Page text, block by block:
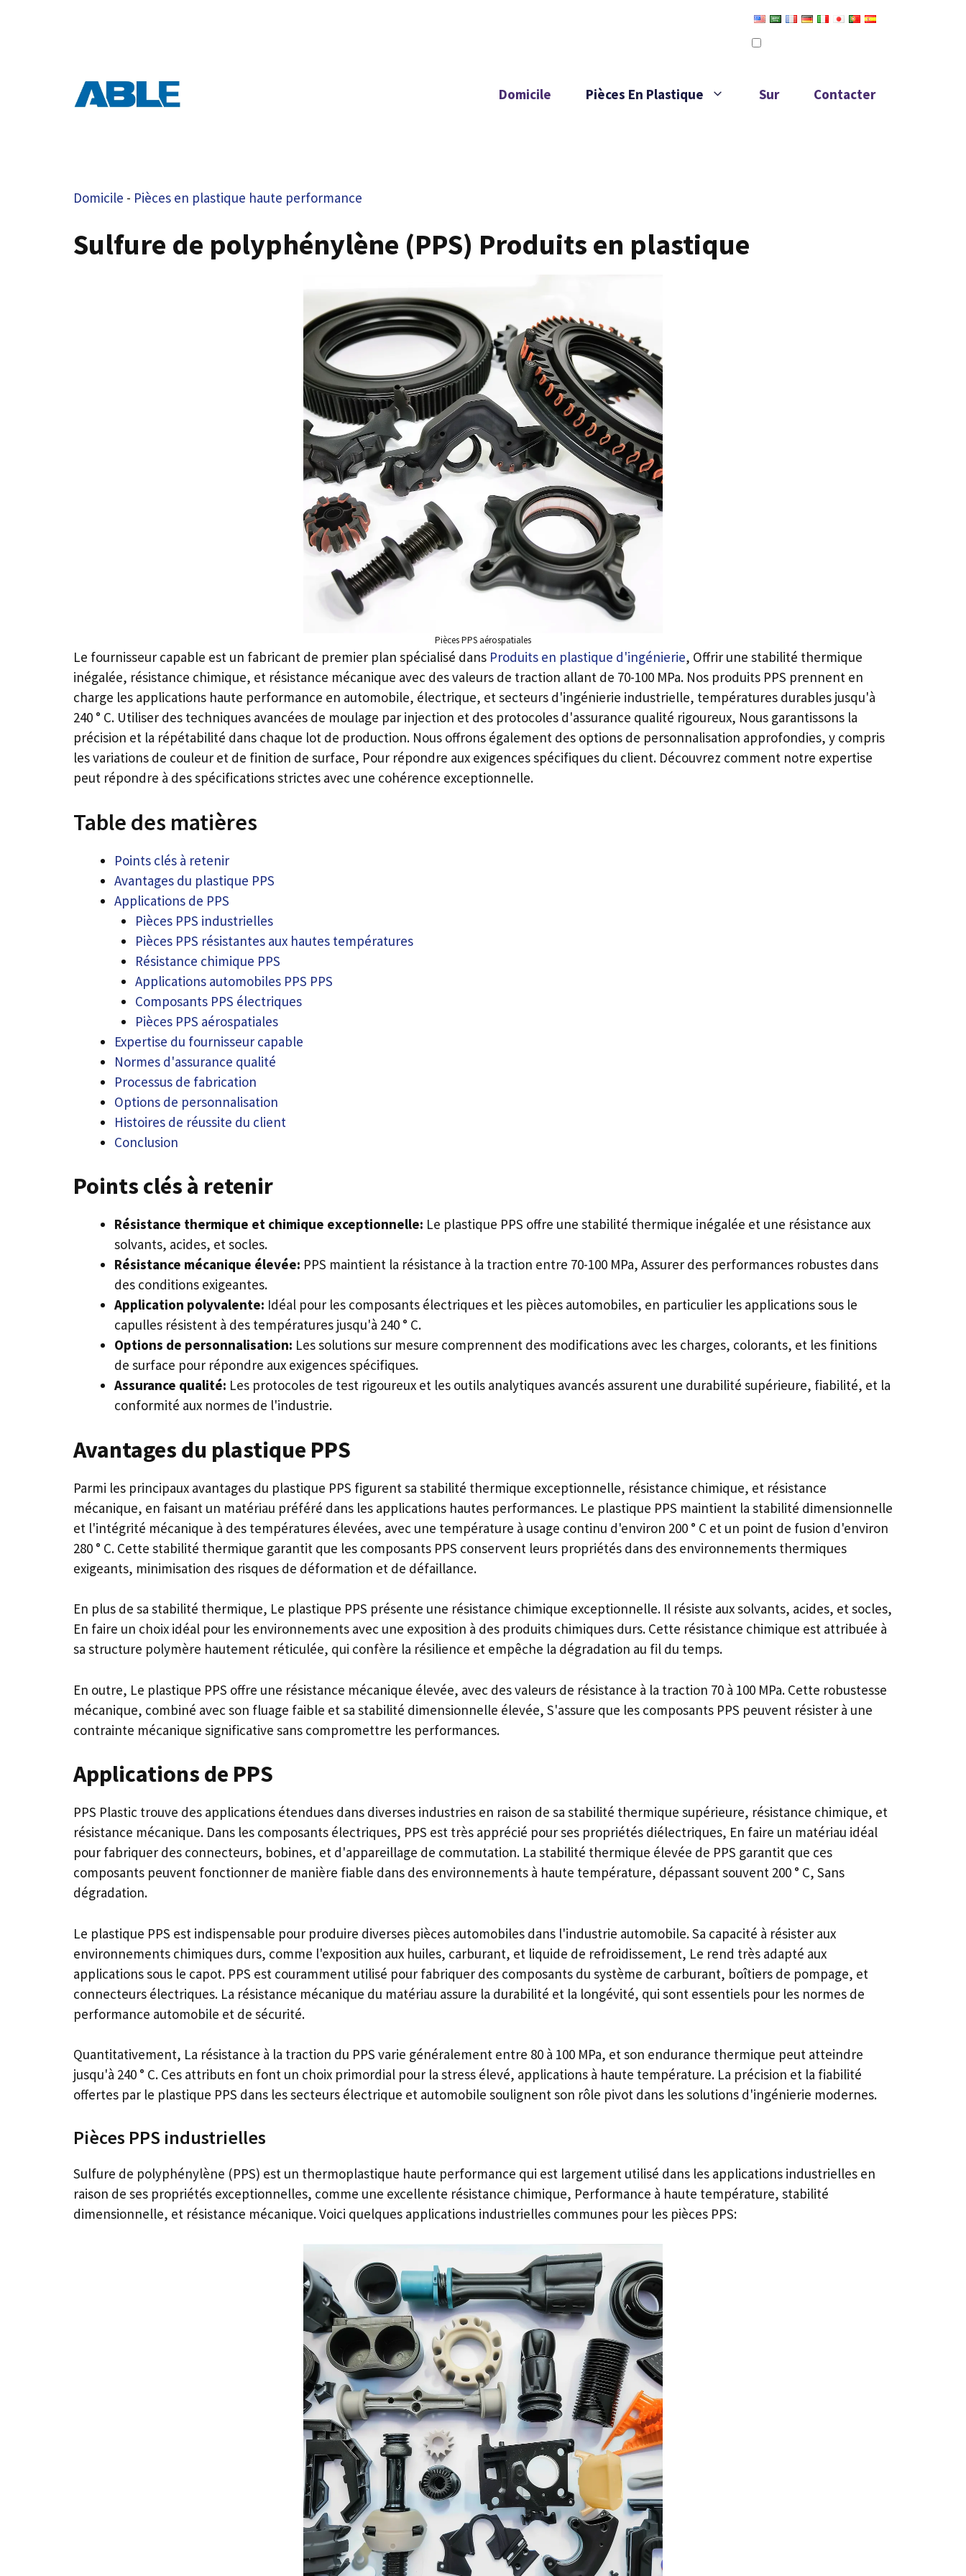
Domicile Pièces En Plastique Sur Contacter
Domicile - Pièces en plastique haute performance
Sulfure de polyphénylène (PPS) Produits en plastique
Pièces PPS aérospatiales
Le fournisseur capable est un fabricant de premier plan spécialisé dans Produits en plastique d'ingénierie, Offrir une stabilité thermique
inégalée, résistance chimique, et résistance mécanique avec des valeurs de traction allant de 70-100 MPa. Nos produits PPS prennent en
charge les applications haute performance en automobile, électrique, et secteurs d'ingénierie industrielle, températures durables jusqu'à
240 ° C. Utiliser des techniques avancées de moulage par injection et des protocoles d'assurance qualité rigoureux, Nous garantissons la
précision et la répétabilité dans chaque lot de production. Nous offrons également des options de personnalisation approfondies, y compris
les variations de couleur et de finition de surface, Pour répondre aux exigences spécifiques du client. Découvrez comment notre expertise
peut répondre à des spécifications strictes avec une cohérence exceptionnelle.
Table des matières
Points clés à retenir
Avantages du plastique PPS
Applications de PPS
Pièces PPS industrielles
Pièces PPS résistantes aux hautes températures
Résistance chimique PPS
Applications automobiles PPS PPS
Composants PPS électriques
Pièces PPS aérospatiales
Expertise du fournisseur capable
Normes d'assurance qualité
Processus de fabrication
Options de personnalisation
Histoires de réussite du client
Conclusion
Points clés à retenir
Résistance thermique et chimique exceptionnelle: Le plastique PPS offre une stabilité thermique inégalée et une résistance aux
solvants, acides, et socles.
Résistance mécanique élevée: PPS maintient la résistance à la traction entre 70-100 MPa, Assurer des performances robustes dans
des conditions exigeantes.
Application polyvalente: Idéal pour les composants électriques et les pièces automobiles, en particulier les applications sous le
capulles résistent à des températures jusqu'à 240 ° C.
Options de personnalisation: Les solutions sur mesure comprennent des modifications avec les charges, colorants, et les finitions
de surface pour répondre aux exigences spécifiques.
Assurance qualité: Les protocoles de test rigoureux et les outils analytiques avancés assurent une durabilité supérieure, fiabilité, et la
conformité aux normes de l'industrie.
Avantages du plastique PPS
Parmi les principaux avantages du plastique PPS figurent sa stabilité thermique exceptionnelle, résistance chimique, et résistance
mécanique, en faisant un matériau préféré dans les applications hautes performances. Le plastique PPS maintient la stabilité dimensionnelle
et l'intégrité mécanique à des températures élevées, avec une température à usage continu d'environ 200 ° C et un point de fusion d'environ
280 ° C. Cette stabilité thermique garantit que les composants PPS conservent leurs propriétés dans des environnements thermiques
exigeants, minimisation des risques de déformation et de défaillance.
En plus de sa stabilité thermique, Le plastique PPS présente une résistance chimique exceptionnelle. Il résiste aux solvants, acides, et socles,
En faire un choix idéal pour les environnements avec une exposition à des produits chimiques durs. Cette résistance chimique est attribuée à
sa structure polymère hautement réticulée, qui confère la résilience et empêche la dégradation au fil du temps.
En outre, Le plastique PPS offre une résistance mécanique élevée, avec des valeurs de résistance à la traction 70 à 100 MPa. Cette robustesse
mécanique, combiné avec son fluage faible et sa stabilité dimensionnelle élevée, S'assure que les composants PPS peuvent résister à une
contrainte mécanique significative sans compromettre les performances.
Applications de PPS
PPS Plastic trouve des applications étendues dans diverses industries en raison de sa stabilité thermique supérieure, résistance chimique, et
résistance mécanique. Dans les composants électriques, PPS est très apprécié pour ses propriétés diélectriques, En faire un matériau idéal
pour fabriquer des connecteurs, bobines, et d'appareillage de commutation. La stabilité thermique élevée de PPS garantit que ces
composants peuvent fonctionner de manière fiable dans des environnements à haute température, dépassant souvent 200 ° C, Sans
dégradation.
Le plastique PPS est indispensable pour produire diverses pièces automobiles dans l'industrie automobile. Sa capacité à résister aux
environnements chimiques durs, comme l'exposition aux huiles, carburant, et liquide de refroidissement, Le rend très adapté aux
applications sous le capot. PPS est couramment utilisé pour fabriquer des composants du système de carburant, boîtiers de pompage, et
connecteurs électriques. La résistance mécanique du matériau assure la durabilité et la longévité, qui sont essentiels pour les normes de
performance automobile et de sécurité.
Quantitativement, La résistance à la traction du PPS varie généralement entre 80 à 100 MPa, et son endurance thermique peut atteindre
jusqu'à 240 ° C. Ces attributs en font un choix primordial pour la stress élevé, applications à haute température. La précision et la fiabilité
offertes par le plastique PPS dans les secteurs électrique et automobile soulignent son rôle pivot dans les solutions d'ingénierie modernes.
Pièces PPS industrielles
Sulfure de polyphénylène (PPS) est un thermoplastique haute performance qui est largement utilisé dans les applications industrielles en
raison de ses propriétés exceptionnelles, comme une excellente résistance chimique, Performance à haute température, stabilité
dimensionnelle, et résistance mécanique. Voici quelques applications industrielles communes pour les pièces PPS: